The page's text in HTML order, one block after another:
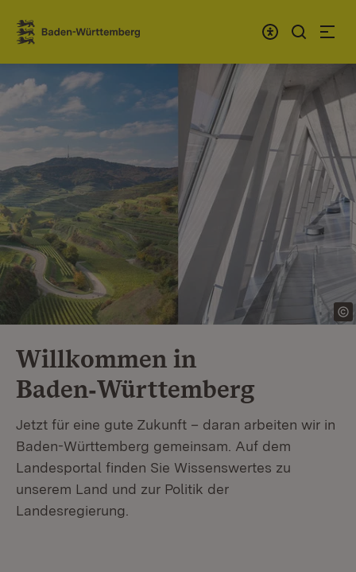
Zum Inhalt springen
Link zur Startseite
Willkommen in
Baden‑Württemberg
Jetzt für eine gute Zukunft – daran arbeiten wir in
Baden-Württemberg gemeinsam. Auf dem
Landesportal finden Sie Wissenswertes zu
unserem Land und zur Politik der
Landesregierung.